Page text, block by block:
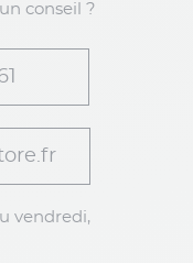
conseil ?
vendredi,